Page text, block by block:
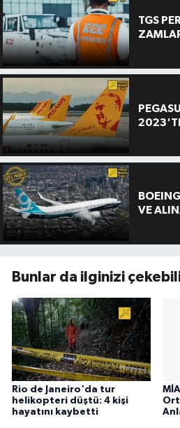
TGS
VE
Bunlar da ilginizi
Rio de Janeiro'da tur
helikopteri düştü: 4 kişi
hayatını kaybetti